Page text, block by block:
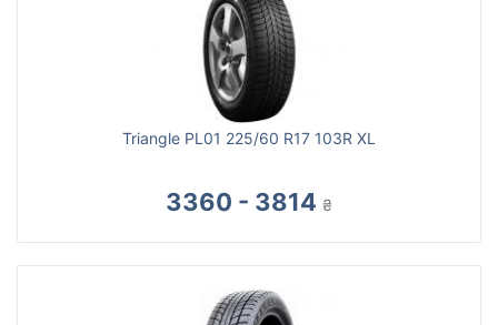
Triangle PL01 225/60 R17 103R XL
3360 - 3814 ₴